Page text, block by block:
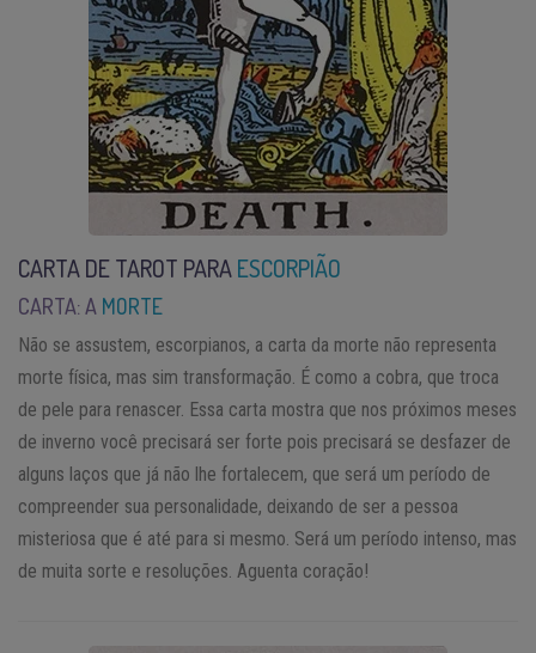
CARTA DE TAROT PARAESCORPIÃO
CARTA: A MORTE
Não se assustem, escorpianos, a carta da morte não representa
morte física, mas sim transformação. É como a cobra, que troca
de pele para renascer. Essa carta mostra que nos próximos meses
de inverno você precisará ser forte pois precisará se desfazer de
alguns laços que já não lhe fortalecem, que será um período de
compreender sua personalidade, deixando de ser a pessoa
misteriosa que é até para si mesmo. Será um período intenso, mas
de muita sorte e resoluções. Aguenta coração!